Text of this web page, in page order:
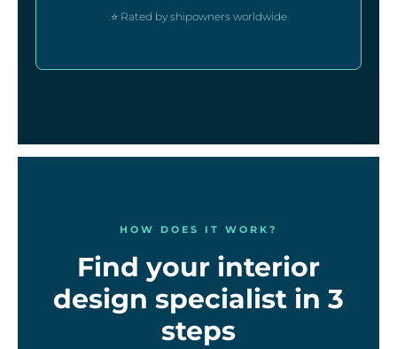
⭐ Rated by shipowners worldwide
HOW DOES IT WORK?
Find your interior
design specialist in 3
steps